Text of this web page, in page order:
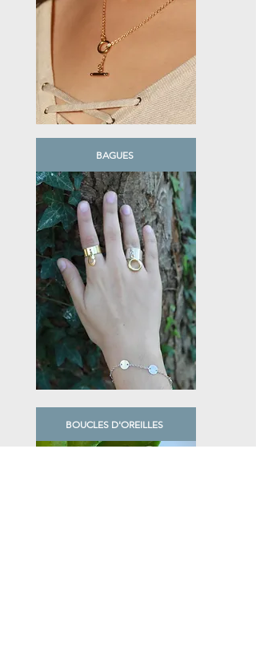
BAGUES
BOUCLES D'OREILLES